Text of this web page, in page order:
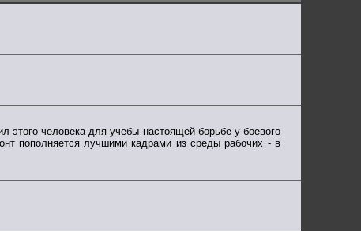
человека для учебы настоящей борьбе у боевого
пополняется лучшими кадрами из среды рабочих - в